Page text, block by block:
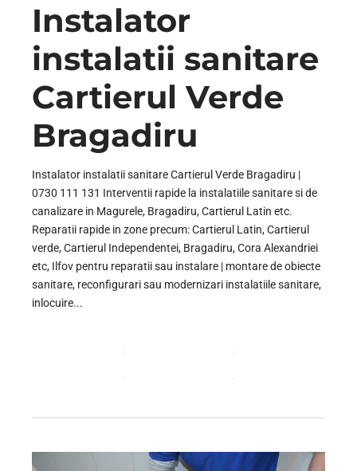
Instalator
instalatii sanitare
Cartierul Verde
Bragadiru
Instalator instalatii sanitare Cartierul Verde Bragadiru |
0730 111 131 Interventii rapide la instalatiile sanitare si de
canalizare in Magurele, Bragadiru, Cartierul Latin etc.
Reparatii rapide in zone precum: Cartierul Latin, Cartierul
verde, Cartierul Independentei, Bragadiru, Cora Alexandriei
etc, Ilfov pentru reparatii sau instalare | montare de obiecte
sanitare, reconfigurari sau modernizari instalatiile sanitare,
inlocuire...